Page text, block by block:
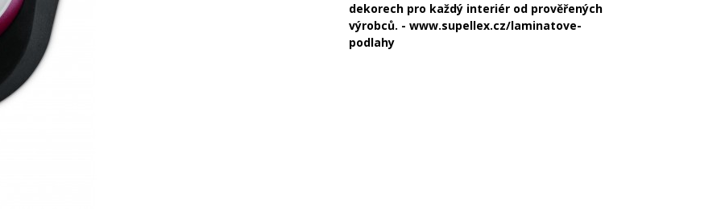
dekorech pro každý interiér od prověřených
výrobců. - www.supellex.cz/laminatove-
podlahy